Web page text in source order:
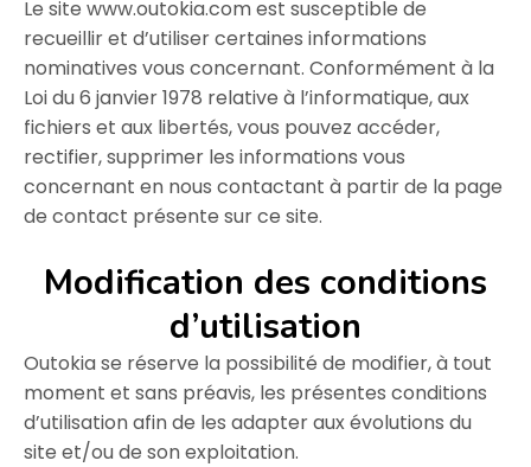
Le site www.outokia.com est susceptible de
recueillir et d’utiliser certaines informations
nominatives vous concernant. Conformément à la
Loi du 6 janvier 1978 relative à l’informatique, aux
fichiers et aux libertés, vous pouvez accéder,
rectifier, supprimer les informations vous
concernant en nous contactant à partir de la page
de contact présente sur ce site.
Modification des conditions
d’utilisation
Outokia se réserve la possibilité de modifier, à tout
moment et sans préavis, les présentes conditions
d’utilisation afin de les adapter aux évolutions du
site et/ou de son exploitation.